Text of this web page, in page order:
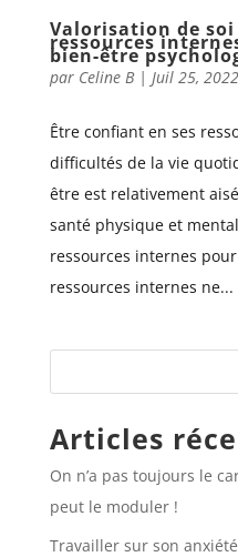
Valorisation de
ressources
bien-être
par Celine B| Juil 25, 2022
Être confiant en ses
difficultés de la vie
être est relativement
santé physique et
ressources internes
ressources internes ne...
Articles
On n’a pas toujours le
peut le moduler !
Travailler sur son